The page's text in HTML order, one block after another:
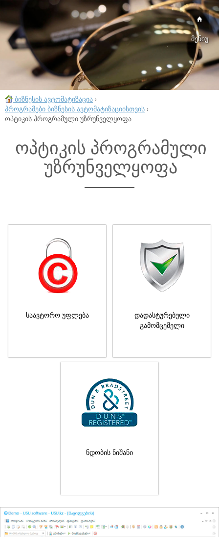
მენიუ
ბიზნესის ავტომატიზაცია ›
პროგრამები ბიზნესის ავტომატიზაციისთვის ›
ოპტიკის პროგრამული უზრუნველყოფა
ოპტიკის პროგრამული
უზრუნველყოფა
საავტორო უფლება
დადასტურებული
გამომცემელი
ნდობის ნიშანი